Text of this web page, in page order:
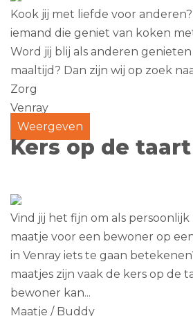
Kook jij met liefde voor
iemand die geniet van koken
Word jij blij als anderen
maaltijd? Dan zijn wij op zoek
Zorg
Venray
Weergeven
Kers op de
Vind jij het fijn om als persoonlijk
maatje voor een bewoner op
in Venray iets te gaan
maatjes zijn vaak de kers op de
bewoner kan...
Maatje / Buddy